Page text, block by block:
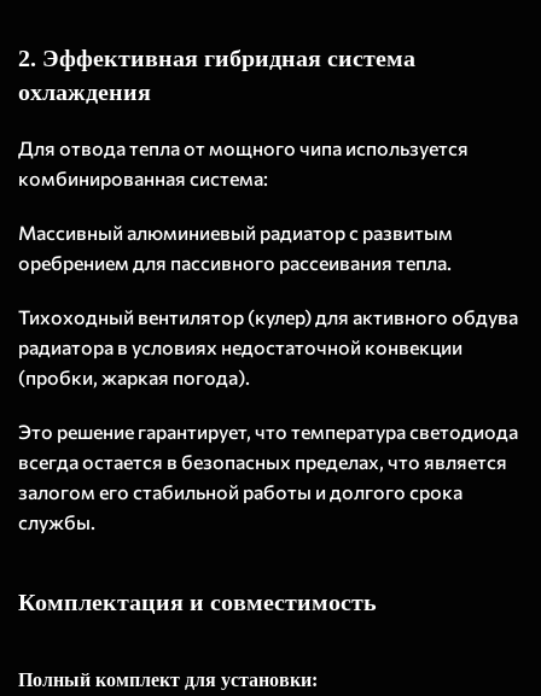
2. Эффективная гибридная система
охлаждения
Для отвода тепла от мощного чипа используется
комбинированная система:
Массивный алюминиевый радиатор с развитым
оребрением для пассивного рассеивания тепла.
Тихоходный вентилятор (кулер) для активного обдува
радиатора в условиях недостаточной конвекции
(пробки, жаркая погода).
Это решение гарантирует, что температура светодиода
всегда остается в безопасных пределах, что является
залогом его стабильной работы и долгого срока
службы.
Комплектация и совместимость
Полный комплект для установки: